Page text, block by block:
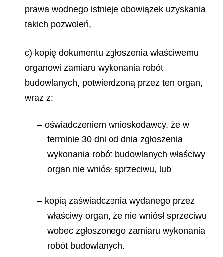
prawa wodnego istnieje obowiązek uzyskania
takich pozwoleń,
c) kopię dokumentu zgłoszenia właściwemu
organowi zamiaru wykonania robót
budowlanych, potwierdzoną przez ten organ,
wraz z:
– oświadczeniem wnioskodawcy, że w
terminie 30 dni od dnia zgłoszenia
wykonania robót budowlanych właściwy
organ nie wniósł sprzeciwu, lub
– kopią zaświadczenia wydanego przez
właściwy organ, że nie wniósł sprzeciwu
wobec zgłoszonego zamiaru wykonania
robót budowlanych.